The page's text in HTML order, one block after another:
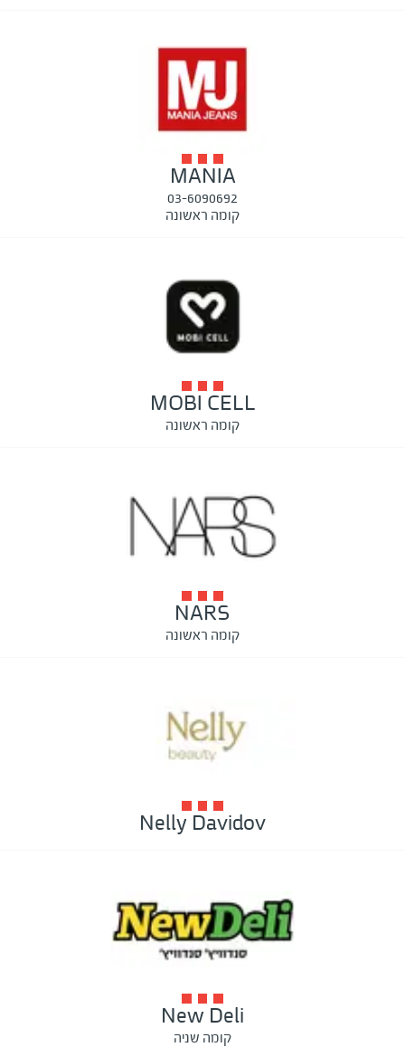
MANIA
03-6090692
קומה ראשונה
MOBI CELL
קומה ראשונה
NARS
קומה ראשונה
Nelly Davidov
New Deli
קומה שניה